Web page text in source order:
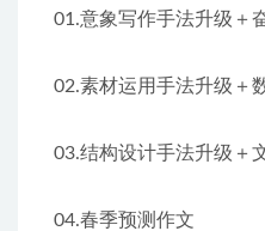
01.意象写作手法升级＋
02.素材运用手法升级＋
03.结构设计手法升级＋
04.春季预测作文